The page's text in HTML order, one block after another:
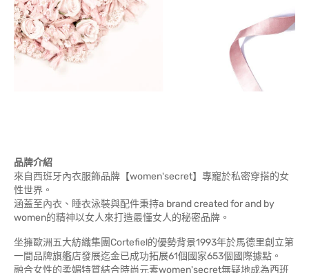
品牌介紹
來自西班牙內衣服飾品牌【women'secret】專寵於私密穿搭的女
性世界。
涵蓋至內衣、睡衣泳裝與配件秉持a brand created for and by
women的精神以女人來打造最懂女人的秘密品牌。
坐擁歐洲五大紡織集團Cortefiel的優勢背景1993年於馬德里創立第
一間品牌旗艦店發展迄金已成功拓展61個國家653個國際據點。
融合女性的柔媚特質結合時尚元素women'secret無疑地成為西班